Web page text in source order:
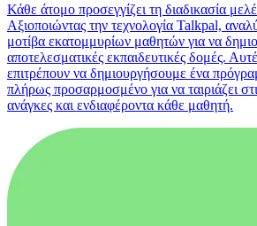
Κάθε άτομο προσεγγίζει τη διαδικασία
Αξιοποιώντας την τεχνολογία Talkpal,
μοτίβα εκατομμυρίων μαθητών για να
αποτελεσματικές εκπαιδευτικές δομές.
επιτρέπουν να δημιουργήσουμε ένα
πλήρως προσαρμοσμένο για να ταιριάζει
ανάγκες και ενδιαφέροντα κάθε μαθητή.